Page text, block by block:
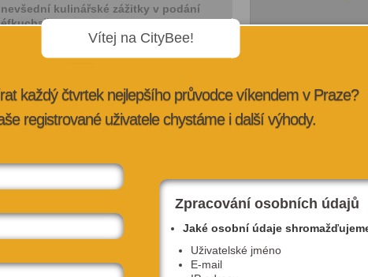
kulinářské zážitky v podání
Radka...
Vítej na CityBee!
každý čtvrtek nejlepšího průvodce víkendem v Praze?
registrované uživatele chystáme i další výhody.
Zpracování osobních údajů
Jaké osobní údaje
Uživatelské jméno
E-mail